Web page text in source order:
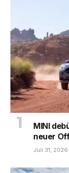
MINI
neuer
Juli 31, 2026